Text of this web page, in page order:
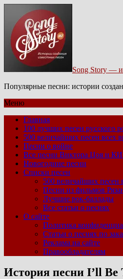
Song Story —
Популярные песни: истории
Меню
Главная
100 лучших песен русского
500 величайших песен всех
Песни о войне
Все песни Виктора Цоя и
Новогодние песни
Списки песен
500 величайших
Песни из фильмов
Лучшие рок-баллады
Все статьи о песнях
О сайте
Политика
Статьи о песнях по
Реклама на сайте
Правообладателям
История песни I’ll Be